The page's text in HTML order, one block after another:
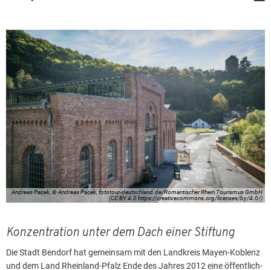
Andreas Pacek, © Andreas Pacek, fototour-deutschland.de/Romantischer Rhein Tourismus GmbH
(CC BY 4.0 https://creativecommons.org/licenses/by/4.0/)
Konzentration unter dem Dach einer Stiftung
Die Stadt Bendorf hat gemeinsam mit den Landkreis Mayen-Koblenz
und dem Land Rheinland-Pfalz Ende des Jahres 2012 eine öffentlich-